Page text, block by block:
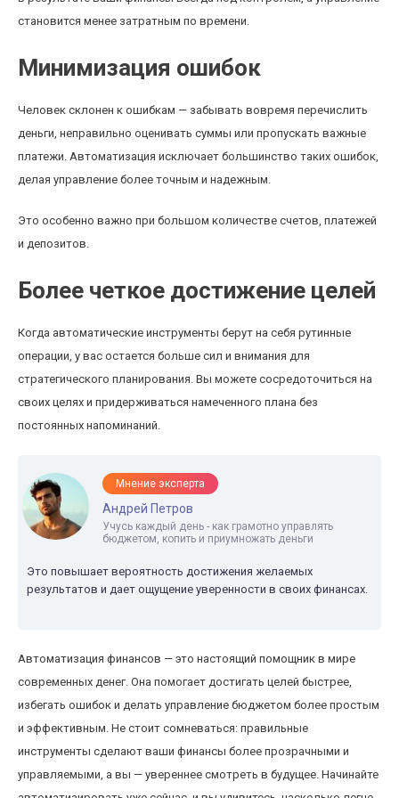
становится менее затратным по времени.
Минимизация ошибок
Человек склонен к ошибкам — забывать вовремя перечислить
деньги, неправильно оценивать суммы или пропускать важные
платежи. Автоматизация исключает большинство таких ошибок,
делая управление более точным и надежным.
Это особенно важно при большом количестве счетов, платежей
и депозитов.
Более четкое достижение целей
Когда автоматические инструменты берут на себя рутинные
операции, у вас остается больше сил и внимания для
стратегического планирования. Вы можете сосредоточиться на
своих целях и придерживаться намеченного плана без
постоянных напоминаний.
Мнение эксперта
Андрей Петров
Учусь каждый день - как грамотно управлять
бюджетом, копить и приумножать деньги
Это повышает вероятность достижения желаемых
результатов и дает ощущение уверенности в своих финансах.
Автоматизация финансов — это настоящий помощник в мире
современных денег. Она помогает достигать целей быстрее,
избегать ошибок и делать управление бюджетом более простым
и эффективным. Не стоит сомневаться: правильные
инструменты сделают ваши финансы более прозрачными и
управляемыми, а вы — увереннее смотреть в будущее. Начинайте